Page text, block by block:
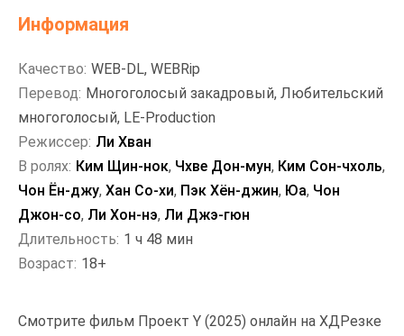
Смотрите фильм Проект Y (2025) онлайн на ХДРезке
Информация
Качество: WEB-DL, WEBRip
Перевод: Многоголосый закадровый, Любительский
многоголосый, LE-Production
Режиссер: Ли Хван
В ролях: Ким Щин-нок, Чхве Дон-мун, Ким Сон-чхоль,
Чон Ён-джу, Хан Со-хи, Пэк Хён-джин, Юа, Чон
Джон-со, Ли Хон-нэ, Ли Джэ-гюн
Длительность: 1 ч 48 мин
Возраст: 18+